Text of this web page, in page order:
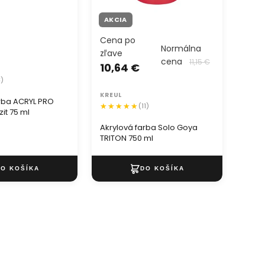
ACRYL PRO
75 ml
AKCIA
Akrylová farba Solo Goya
TRITON 750 ml
Cena po
zľave
10,64 €
Normálna
cena
11,15 €
KREUL
(11)